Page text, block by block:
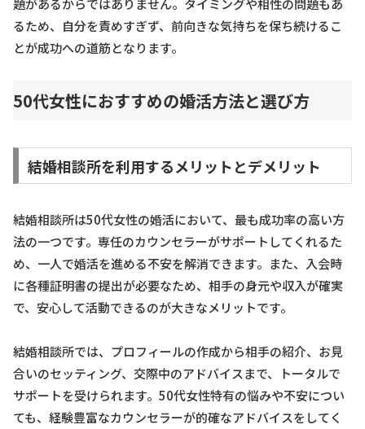
題があるからではありません。タイミングや相性の問題もあ
るため、自分を責めすぎず、前向きな気持ちを保ち続けるこ
とが成功への道筋となります。
50代女性におすすめの婚活方法と選び方
結婚相談所を利用するメリットとデメリット
結婚相談所は50代女性の婚活において、最も成功率の高い方
法の一つです。専任のカウンセラーがサポートしてくれるた
め、一人で婚活を進める不安を解消できます。また、入会時
に各種証明書の提出が必要なため、相手の身元や収入が確実
で、安心して活動できるのが大きなメリットです。
結婚相談所では、プロフィールの作成から相手の紹介、お見
合いのセッティング、交際中のアドバイスまで、トータルで
サポートを受けられます。50代女性特有の悩みや不安につい
ても、経験豊富なカウンセラーが的確なアドバイスをしてく